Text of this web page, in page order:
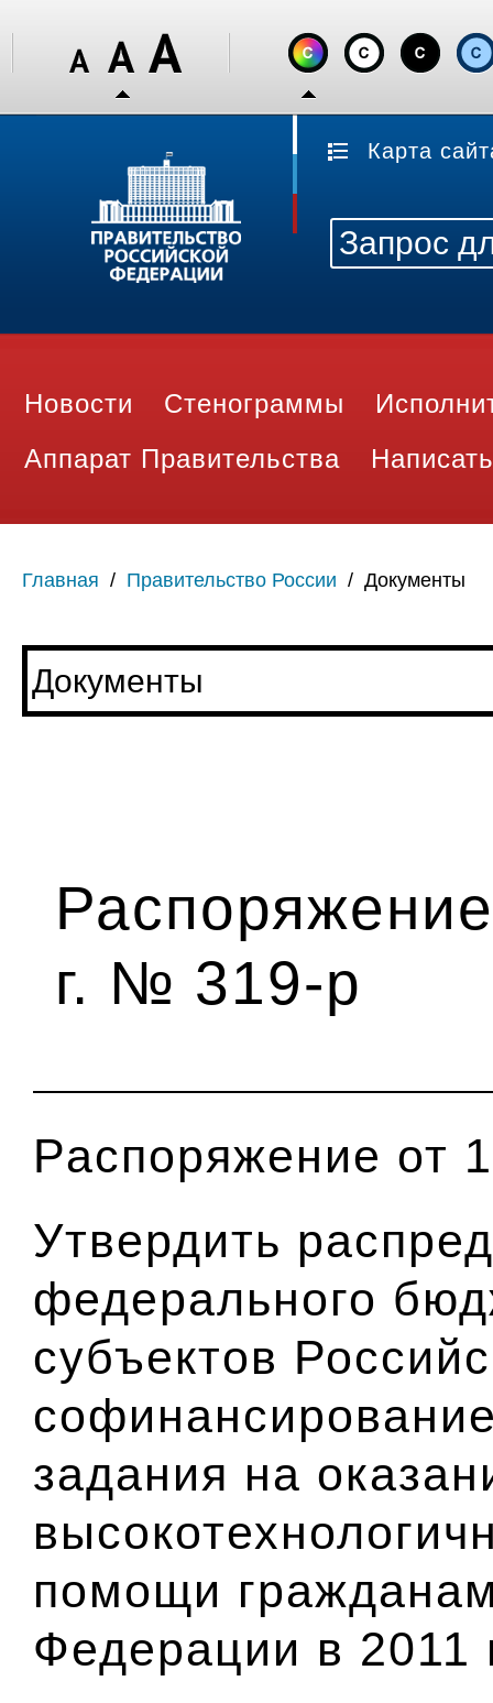
Карта
Новости Стенограммы
Аппарат Правительства
Главная / Правительство России / Документы
г. № 319-р
Распоряжение от
Утвердить
федерального
субъектов
задания на
помощи
Федерации в 2011